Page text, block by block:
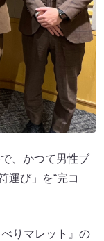
、かつて男性ブ
運び」を“完コ
りマレット』の